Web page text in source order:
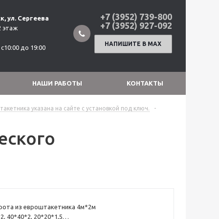
ул. Сергеева
этаж
с10:00 до 19:00
+7 (3952) 739-800
+7 (3952) 927-092
НАПИШИТЕ В МАХ
НАШИ РАБОТЫ КОНТАКТЫ
указана на сайте с установкой под ключ.
-
из евроштакетника 4м*2м
40*40*2, 20*20*1,5